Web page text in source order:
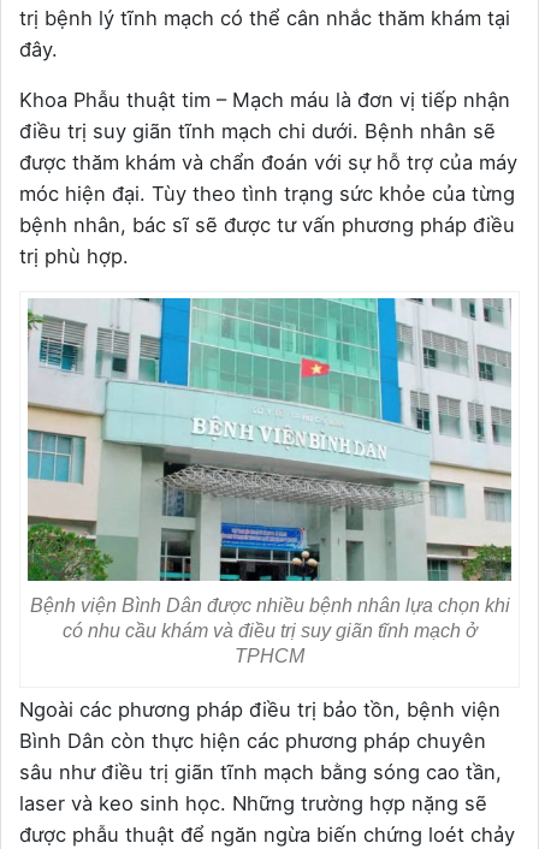
trị bệnh lý tĩnh mạch có thể cân nhắc thăm khám tại
đây.
Khoa Phẫu thuật tim – Mạch máu là đơn vị tiếp nhận
điều trị suy giãn tĩnh mạch chi dưới. Bệnh nhân sẽ
được thăm khám và chẩn đoán với sự hỗ trợ của máy
móc hiện đại. Tùy theo tình trạng sức khỏe của từng
bệnh nhân, bác sĩ sẽ được tư vấn phương pháp điều
trị phù hợp.
Bệnh viện Bình Dân được nhiều bệnh nhân lựa chọn khi
có nhu cầu khám và điều trị suy giãn tĩnh mạch ở
TPHCM
Ngoài các phương pháp điều trị bảo tồn, bệnh viện
Bình Dân còn thực hiện các phương pháp chuyên
sâu như điều trị giãn tĩnh mạch bằng sóng cao tần,
laser và keo sinh học. Những trường hợp nặng sẽ
được phẫu thuật để ngăn ngừa biến chứng loét chảy